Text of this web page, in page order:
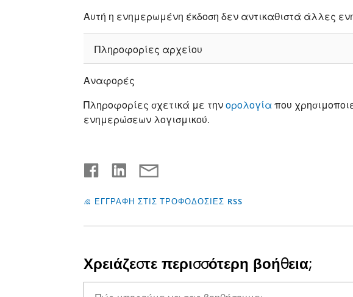
Αυτή η ενημερωμένη έκδοση δεν αντικαθιστά άλλες
Πληροφορίες αρχείου
Αναφορές
Πληροφορίες σχετικά με τηνορολογία που
ενημερώσεων λογισμικού.
ΕΓΓΡΑΦΗ ΣΤΙΣ ΤΡΟΦΟΔΟΣΙΕΣ RSS
Χρειάζεστε περισσότερη βοήθεια;